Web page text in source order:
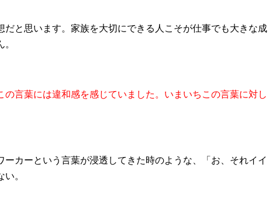
だと思います。家族を大切にできる人こそが仕事でも大きな成
の言葉には違和感を感じていました。いまいちこの言葉に対し
ーカーという言葉が浸透してきた時のような、「お、それイイ
。